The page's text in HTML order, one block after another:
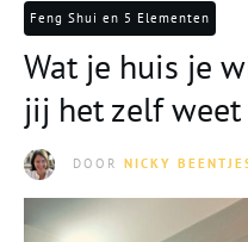
Feng Shui en 5 Elementen
Wat je huis je
jij het zelf weet
DOOR NICKY